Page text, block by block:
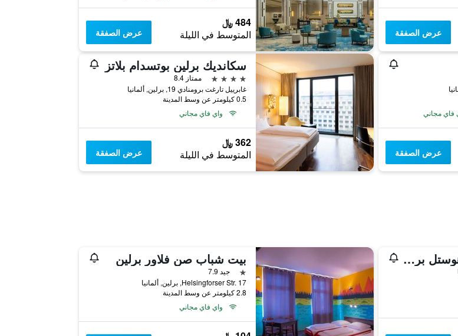
عرض الصفقة
484 ﷼
المتوسط في الليلة عرض الصفقة
فاي مجاني
عرض الصفقة
سكانديك برلين بوتسدام بلاتز
4 نجوم
ممتاز 8.4
غابرييل تارغت برومنادي 19, برلين, ألمانيا
0.5 كيلومتر عن وسط المدينة
واي فاي مجاني
362 ﷼
المتوسط في الليلة عرض الصفقة
هارت أوف جولد هوستل برلين بيت شباب صن فلاور برلين
نجمة واحدة
جيد 7.9
Helsingforser Str. 17, برلين, ألمانيا
2.8 كيلومتر عن وسط المدينة
واي فاي مجاني